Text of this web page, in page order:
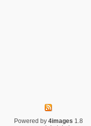
Powered by 4images 1.8